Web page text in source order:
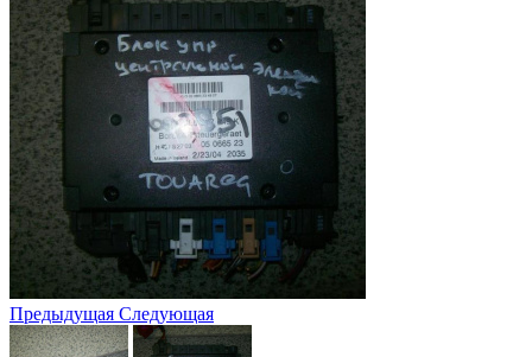
Предыдущая Следующая